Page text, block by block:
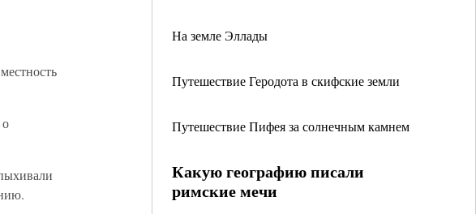
На земле Эллады
Путешествие Геродота в скифские земли
Путешествие Пифея за солнечным камнем
Какую географию писали
римские мечи